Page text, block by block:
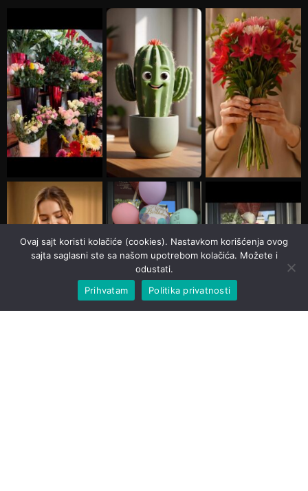
Ovaj sajt koristi kolačiće (cookies). Nastavkom korišćenja ovog
sajta saglasni ste sa našom upotrebom kolačića. Možete i
odustati.
Prihvatam
Politika privatnosti